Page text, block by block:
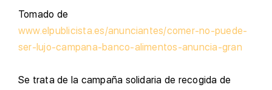
Tomado de
www.elpublicista.es/anunciantes/comer-no-puede-
ser-lujo-campana-banco-alimentos-anuncia-gran
Se trata de la campaña solidaria de recogida de